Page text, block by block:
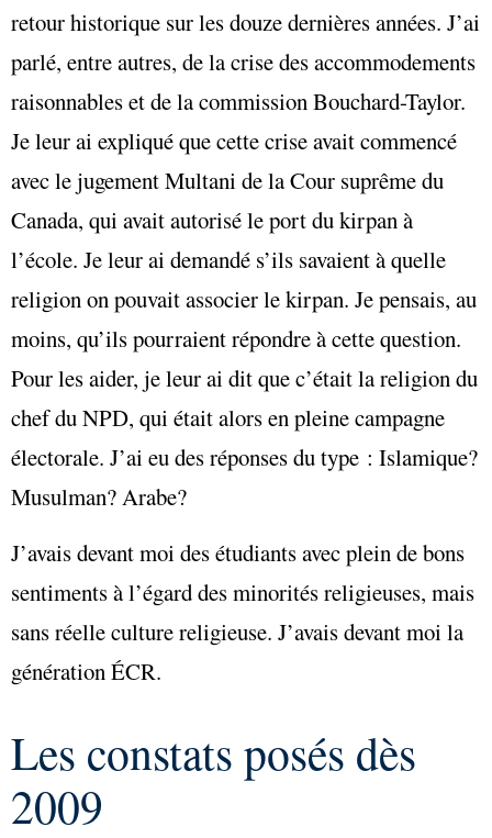
retour historique sur les douze dernières années. J’ai
parlé, entre autres, de la crise des accommodements
raisonnables et de la commission Bouchard-Taylor.
Je leur ai expliqué que cette crise avait commencé
avec le jugement Multani de la Cour suprême du
Canada, qui avait autorisé le port du kirpan à
l’école. Je leur ai demandé s’ils savaient à quelle
religion on pouvait associer le kirpan. Je pensais, au
moins, qu’ils pourraient répondre à cette question.
Pour les aider, je leur ai dit que c’était la religion du
chef du NPD, qui était alors en pleine campagne
électorale. J’ai eu des réponses du type : Islamique?
Musulman? Arabe?
J’avais devant moi des étudiants avec plein de bons
sentiments à l’égard des minorités religieuses, mais
sans réelle culture religieuse. J’avais devant moi la
génération ÉCR.
Les constats posés dès
2009